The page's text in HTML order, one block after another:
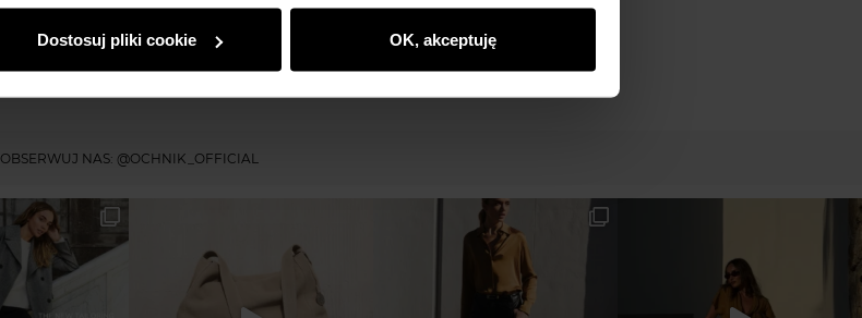
Dostosuj pliki cookie OK, akceptuję
1
OBSERWUJ NAS: @OCHNIK_OFFICIAL